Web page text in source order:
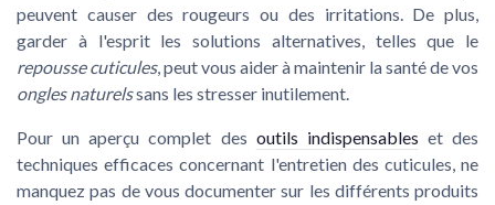
peuvent causer des rougeurs ou des irritations. De plus,
garder à l'esprit les solutions alternatives, telles que le
repousse cuticules, peut vous aider à maintenir la santé de vos
ongles naturelssans les stresser inutilement.
Pour un aperçu complet des outils indispensables et des
techniques efficaces concernant l'entretien des cuticules, ne
manquez pas de vous documenter sur les différents produits